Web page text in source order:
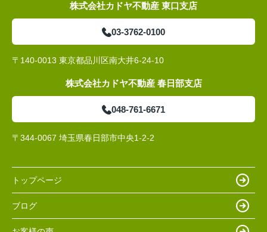
株式会社カドヤ不動産 東口支店
03-3762-0100
〒140-0013 東京都品川区南大井6-24-10
株式会社カドヤ不動産 春日部支店
048-761-6671
〒344-0067 埼玉県春日部市中央1-2-2
トップページ
ブログ